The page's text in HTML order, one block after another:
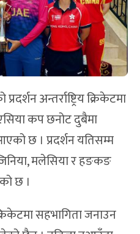
अन्तर्राष्ट्रिय क्रिकेटमा
कप छनोट दुबैमा
छ । प्रदर्शन यतिसम्म
मलेसिया र हङकङ
छ ।
सहभागिता जनाउन